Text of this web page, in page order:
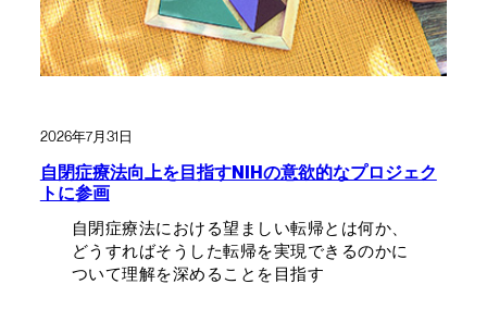
2026年7月31日
自閉症療法向上を目指すNIHの意欲的なプロジェク
トに参画
自閉症療法における望ましい転帰とは何か、
どうすればそうした転帰を実現できるのかに
ついて理解を深めることを目指す